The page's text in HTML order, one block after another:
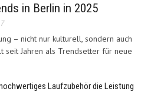
in Berlin in 2025
– nicht nur kulturell, sondern auch
seit Jahren als Trendsetter für neue
Laufzubehör die Leistung